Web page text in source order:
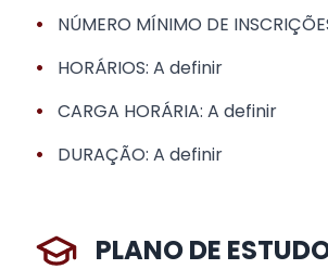
•
NÚMERO MÍNIMO DE
•
HORÁRIOS: A definir
•
CARGA HORÁRIA: A definir
•
DURAÇÃO: A definir
PLANO DE